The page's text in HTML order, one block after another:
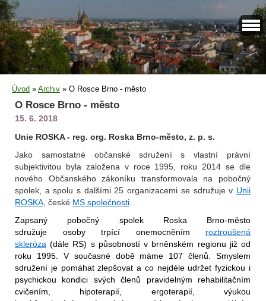
Úvod » Archiv » O Rosce Brno - město
O Rosce Brno - město
15. 6. 2018
Unie ROSKA - reg. org. Roska Brno-město, z. p. s.
Jako samostatné občanské sdružení s vlastní právní
subjektivitou byla založena v roce 1995, roku 2014 se dle
nového Občanského zákoníku transformovala na pobočný
spolek, a spolu s dalšími 25 organizacemi se sdružuje v Unii
ROSKA , české MS společnosti
Zapsaný pobočný spolek Roska Brno-město
sdružuje osoby trpící onemocněním roztroušená
skleróza (dále RS) s působností v brněnském regionu již od
roku 1995. V současné době máme 107 členů.
Smyslem
sdružení je pomáhat zlepšovat a co nejdéle udržet fyzickou i
psychickou kondici svých členů pravidelným rehabilitačním
cvičením, hipoterapií, ergoterapií, výukou